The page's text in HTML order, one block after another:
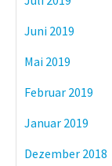
Juni 2019
Mai 2019
Februar 2019
Januar 2019
Dezember 2018